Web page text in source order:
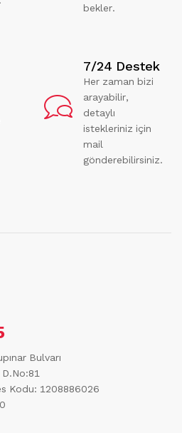
bekler.
7/24 Destek
Her zaman bizi
arayabilir,
detaylı
istekleriniz için
mail
gönderebilirsiniz.
Bulvarı
Kodu: 1208886026